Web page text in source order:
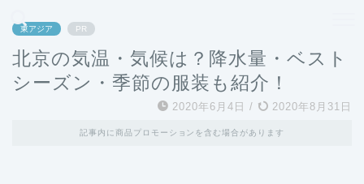
東アジア PR
北京の気温・気候は？降水量・ベスト
シーズン・季節の服装も紹介！
2020年6月4日 / 2020年8月31日
記事内に商品プロモーションを含む場合があります